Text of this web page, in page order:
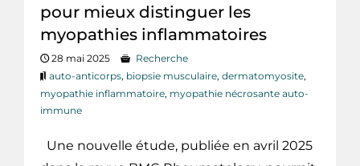
pour mieux distinguer les
myopathies inflammatoires
28 mai 2025
Recherche
auto-anticorps, biopsie musculaire, dermatomyosite,
myopathie inflammatoire, myopathie nécrosante auto-
immune
Une nouvelle étude, publiée en avril 2025